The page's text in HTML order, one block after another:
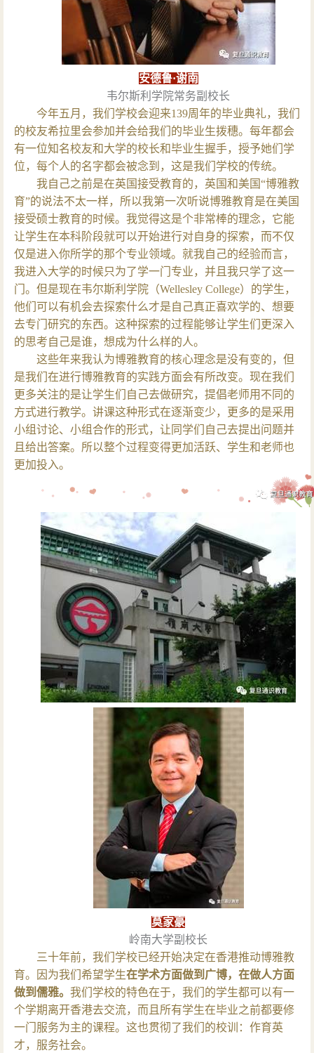
安德鲁·谢南
韦尔斯利学院常务副校长
今年五月，我们学校会迎来139周年的毕业典礼，我们
的校友希拉里会参加并会给我们的毕业生拨穗。每年都会
有一位知名校友和大学的校长和毕业生握手，授予她们学
位，每个人的名字都会被念到，这是我们学校的传统。
我自己之前是在英国接受教育的，英国和美国“博雅教
育”的说法不太一样，所以我第一次听说博雅教育是在美国
接受硕士教育的时候。我觉得这是个非常棒的理念，它能
让学生在本科阶段就可以开始进行对自身的探索，而不仅
仅是进入你所学的那个专业领域。就我自己的经验而言，
我进入大学的时候只为了学一门专业，并且我只学了这一
门。但是现在韦尔斯利学院（Wellesley College）的学生，
他们可以有机会去探索什么才是自己真正喜欢学的、想要
去专门研究的东西。这种探索的过程能够让学生们更深入
的思考自己是谁，想成为什么样的人。
这些年来我认为博雅教育的核心理念是没有变的，但
是我们在进行博雅教育的实践方面会有所改变。现在我们
更多关注的是让学生们自己去做研究，提倡老师用不同的
方式进行教学。讲课这种形式在逐渐变少，更多的是采用
小组讨论、小组合作的形式，让同学们自己去提出问题并
且给出答案。所以整个过程变得更加活跃、学生和老师也
更加投入。
莫家豪
岭南大学副校长
三十年前，我们学校已经开始决定在香港推动博雅教
育。因为我们希望学生在学术方面做到广博，在做人方面
做到儒雅。 我们学校的特色在于，我们的学生都可以有一
个学期离开香港去交流，而且所有学生在毕业之前都要修
一门服务为主的课程。这也贯彻了我们的校训：作育英
才，服务社会。